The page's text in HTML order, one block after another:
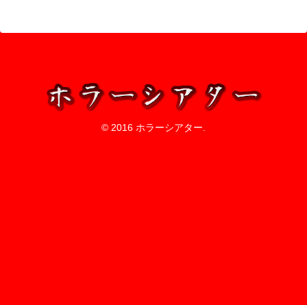
© 2016 ホラーシアター.